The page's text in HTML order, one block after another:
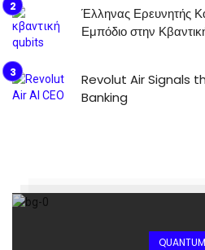
Έλληνας Ερευνητής
Εμπόδιο στην
Revolut Air Signals
Banking
QUANTUM